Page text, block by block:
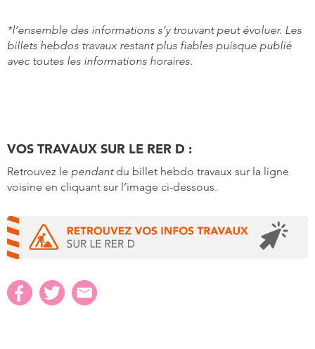
*l’ensemble des informations s’y trouvant peut évoluer. Les
billets hebdos travaux restant plus fiables puisque publié
avec toutes les informations horaires.
VOS TRAVAUX SUR LE RER D :
Retrouvez le pendantdu billet hebdo travaux sur la ligne
voisine en cliquant sur l’image ci-dessous.